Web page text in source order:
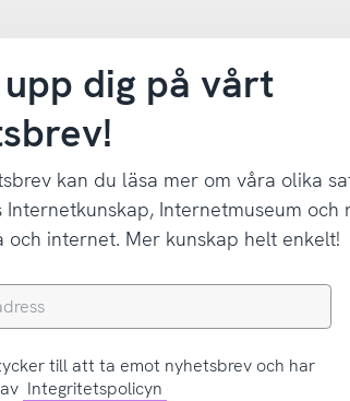
dig på vårt
kan du läsa mer om våra olika
Internetkunskap, Internetmuseum och
och internet. Mer kunskap helt enkelt!
till att ta emot nyhetsbrev och har
Integritetspolicyn